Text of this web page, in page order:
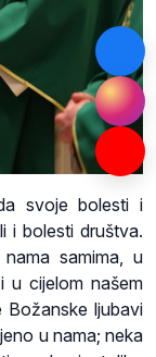
svoje bolesti i
i bolesti društva.
samima, u
u cijelom našem
Božanske ljubavi
u nama; neka